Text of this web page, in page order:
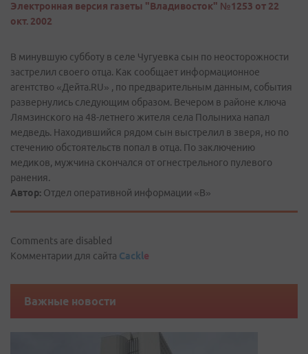
Электронная версия газеты "Владивосток" №1253 от 22
окт. 2002
В минувшую субботу в селе Чугуевка сын по неосторожности
застрелил своего отца. Как сообщает информационное
агентство «Дейта.RU» , по предварительным данным, события
развернулись следующим образом. Вечером в районе ключа
Лямзинского на 48-летнего жителя села Полыниха напал
медведь. Находившийся рядом сын выстрелил в зверя, но по
стечению обстоятельств попал в отца. По заключению
медиков, мужчина скончался от огнестрельного пулевого
ранения.
Автор: Отдел оперативной информации «В»
Comments are disabled
Комментарии для сайта Cackle
Важные новости